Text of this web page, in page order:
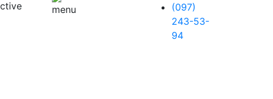
(097)
243-53-
94